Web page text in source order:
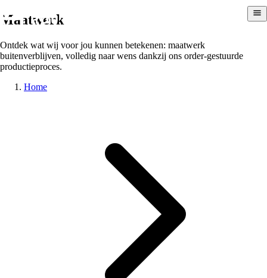
Maatwerk
Ontdek wat wij voor jou kunnen betekenen: maatwerk
buitenverblijven, volledig naar wens dankzij ons order-gestuurde
productieproces.
Home